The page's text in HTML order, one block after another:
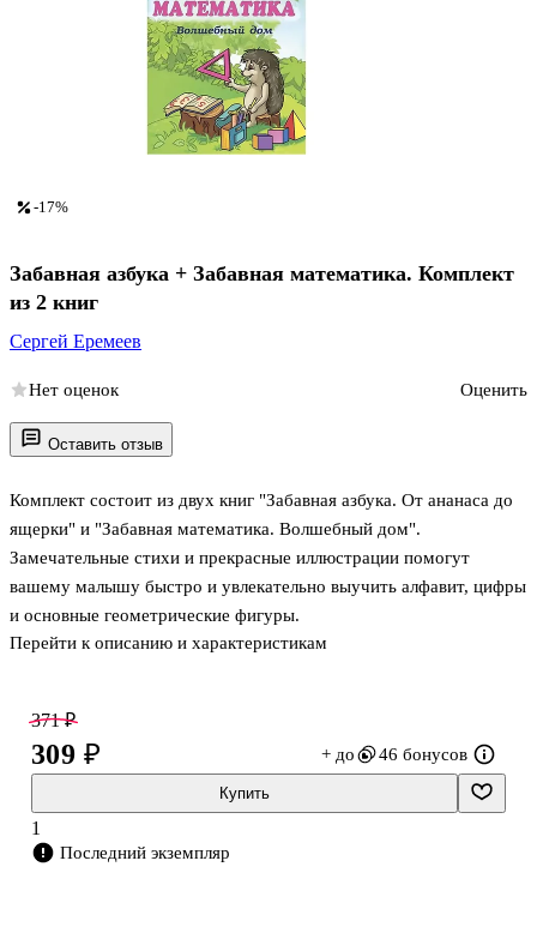
Оставить отзыв
Комплект состоит из двух книг "Забавная азбука. От ананаса до
ящерки" и "Забавная математика. Волшебный дом".
Замечательные стихи и прекрасные иллюстрации помогут
вашему малышу быстро и увлекательно выучить алфавит, цифры
и основные геометрические фигуры.
Перейти к описанию и характеристикам
-17%
Забавная азбука + Забавная математика. Комплект
из 2 книг
Сергей Еремеев
Нет оценок Оценить
371 ₽
309 ₽ + до 46 бонусов
Купить
1
Последний экземпляр